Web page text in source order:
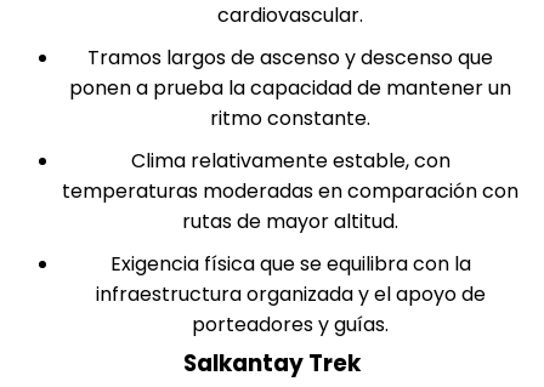
cardiovascular.
Tramos largos de ascenso y descenso que
ponen a prueba la capacidad de mantener un
ritmo constante.
Clima relativamente estable, con
temperaturas moderadas en comparación con
rutas de mayor altitud.
Exigencia física que se equilibra con la
infraestructura organizada y el apoyo de
porteadores y guías.
Salkantay Trek